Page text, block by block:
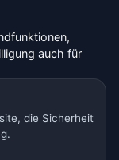
🇧🇬 Bulgarien
/ Schweiz
auch für
die Sicherheit